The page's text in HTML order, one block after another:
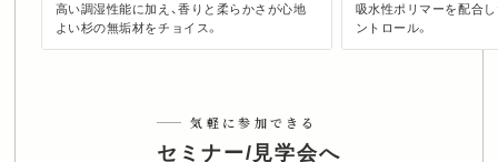
高い調湿性能に加え、香りと柔らかさが心地
よい杉の無垢材をチョイス。
吸水性ポリマーを配合し
ントロール。
気軽に参加できる
セミナー/見学会へ